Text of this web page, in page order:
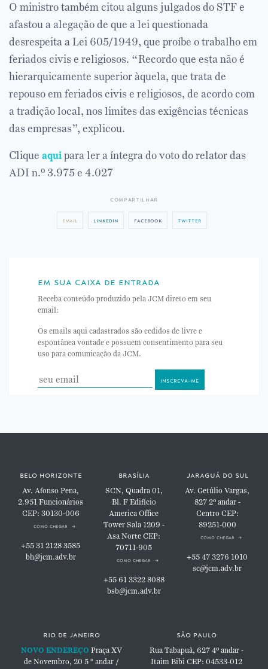
O ministro também citou alguns julgados do STF e
afastou a alegação de que a lei questionada
desrespeita a Lei 605/1949, que proíbe o trabalho em
feriados civis e religiosos. “Recordo que esta não é
hierarquicamente superior àquela, que trata de
repouso em feriados civis e religiosos, de acordo com
a tradição local, nos limites das exigências técnicas
das empresas”, explicou.
Clique aquipara ler a íntegra do voto do relator das
ADI n.º 3.975 e 4.027
compartilhar
email linkedin facebook twitter
em sua caixa de entrada
Receba conteúdo produzido pela JCM direto em seu
email:
Os emails aqui cadastrados são cedidos de livre e
espontânea vontade e possuem consentimento para seu
uso para comunicação da JCM.
belo horizonte
Av. Afonso Pena,
2.951Funcionários
CEP: 30130-006
como chegar
+55 31 2128 3585
bh@jcm.adv.br
brasília
SCN, Quadra 01,
Bl. FEdifício
America Office
TowerSala 1209 -
Asa NorteCEP:
70711-905
como chegar
+55 61 3322 8088
bsb@jcm.adv.br
jaraguá do sul
Av. Getúlio Vargas,
8272º andar -
Centro CEP:
89251-000
como chegar
+55 47 3276 1010
sc@jcm.adv.br
rio de janeiro
NOVO ENDEREÇO Praça XV
de Novembro, 20 5 ° andar /
são paulo
Rua Tabapuã, 6274º andar -
Itaim BibiCEP: 04533-012